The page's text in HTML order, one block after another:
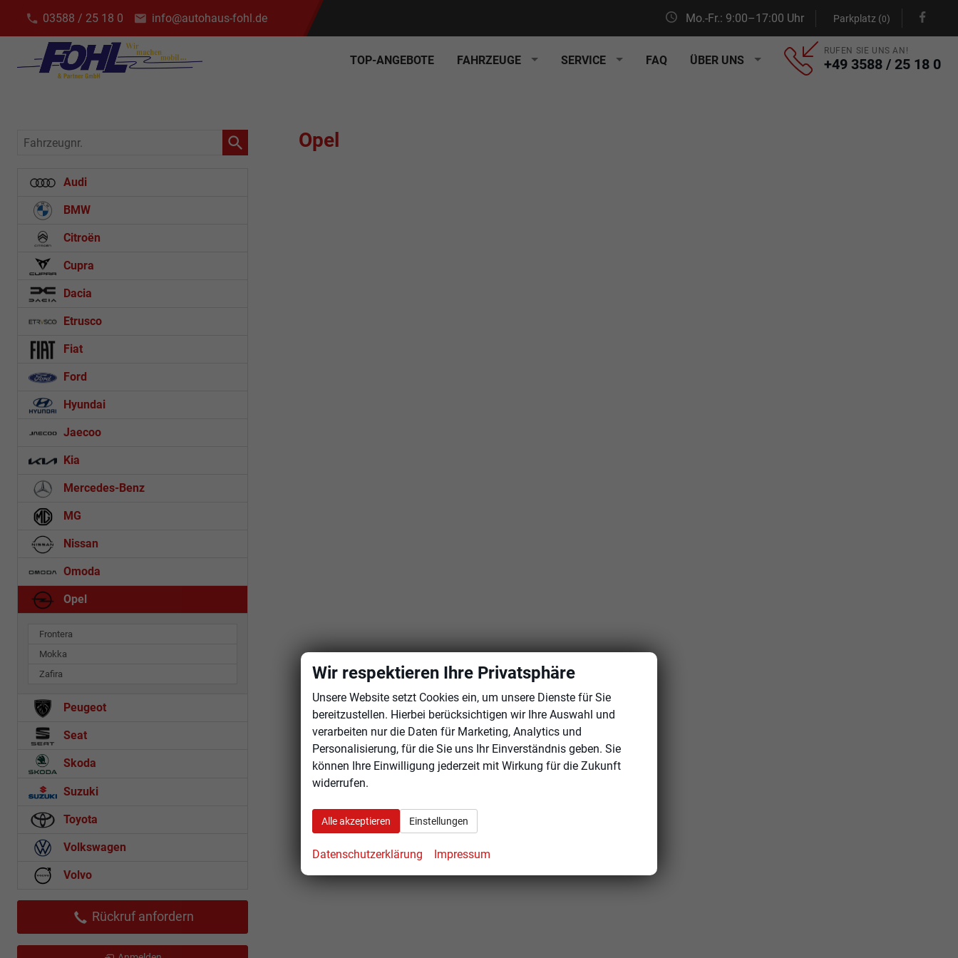
03588 / 25 18 0 info@autohaus-fohl.de Mo.-Fr.: 9:00–17:00 Uhr Parkplatz (0)
TOP-ANGEBOTE FAHRZEUGE SERVICE FAQ ÜBER UNS
RUFEN SIE UNS AN!
+49 3588 / 25 18 0
Opel
Fahrzeugnr.
Audi
BMW
Citroën
Cupra
Dacia
Etrusco
Fiat
Ford
Hyundai
Jaecoo
Kia
Mercedes-Benz
MG
Nissan
Omoda
Opel
Frontera
Mokka
Zafira
Peugeot
Seat
Skoda
Suzuki
Toyota
Volkswagen
Volvo
Rückruf anfordern
Wir respektieren Ihre Privatsphäre
Unsere Website setzt Cookies ein, um unsere Dienste für Sie
bereitzustellen. Hierbei berücksichtigen wir Ihre Auswahl und
verarbeiten nur die Daten für Marketing, Analytics und
Personalisierung, für die Sie uns Ihr Einverständnis geben. Sie
können Ihre Einwilligung jederzeit mit Wirkung für die Zukunft
widerrufen.
Alle akzeptieren Einstellungen
Datenschutzerklärung Impressum